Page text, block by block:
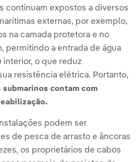
continuam expostos a diversos
externas, por exemplo,
na camada protetora e no
permitindo a entrada de água
interior, o que reduz
resistência elétrica. Portanto,
submarinos contam com
podem ser
de pesca de arrasto e âncoras
os proprietários de cabos